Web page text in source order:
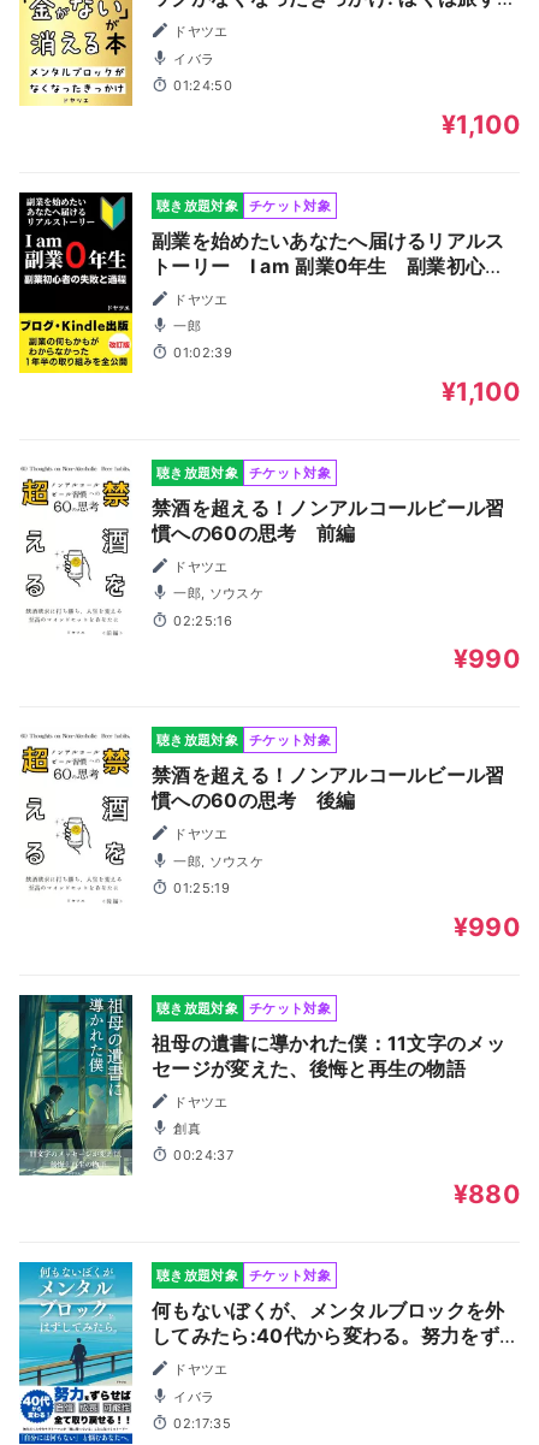
お金。お金が動けば、心も動く。あなた
はどう使う？
ドヤツエ
イバラ
01:24:50
¥1,100
聴き放題対象 チケット対象
副業を始めたいあなたへ届けるリアルス
トーリー I am 副業0年生 副業初心者
の失敗と過程: ブログ・Kindle出版 副
業の何もかもがわからなかった1年半の取
り組みを全公開
ドヤツエ
一郎
01:02:39
¥1,100
聴き放題対象 チケット対象
禁酒を超える！ノンアルコールビール習
慣への60の思考 前編
ドヤツエ
一郎, ソウスケ
02:25:16
¥990
聴き放題対象 チケット対象
禁酒を超える！ノンアルコールビール習
慣への60の思考 後編
ドヤツエ
一郎, ソウスケ
01:25:19
¥990
聴き放題対象 チケット対象
祖母の遺書に導かれた僕：11文字のメッ
セージが変えた、後悔と再生の物語
ドヤツエ
創真
00:24:37
¥880
聴き放題対象 チケット対象
何もないぼくが、メンタルブロックを外
してみたら:40代から変わる。努力をずら
せば、自信・成長・可能性、全て取り戻
せる！
ドヤツエ
イバラ
02:17:35